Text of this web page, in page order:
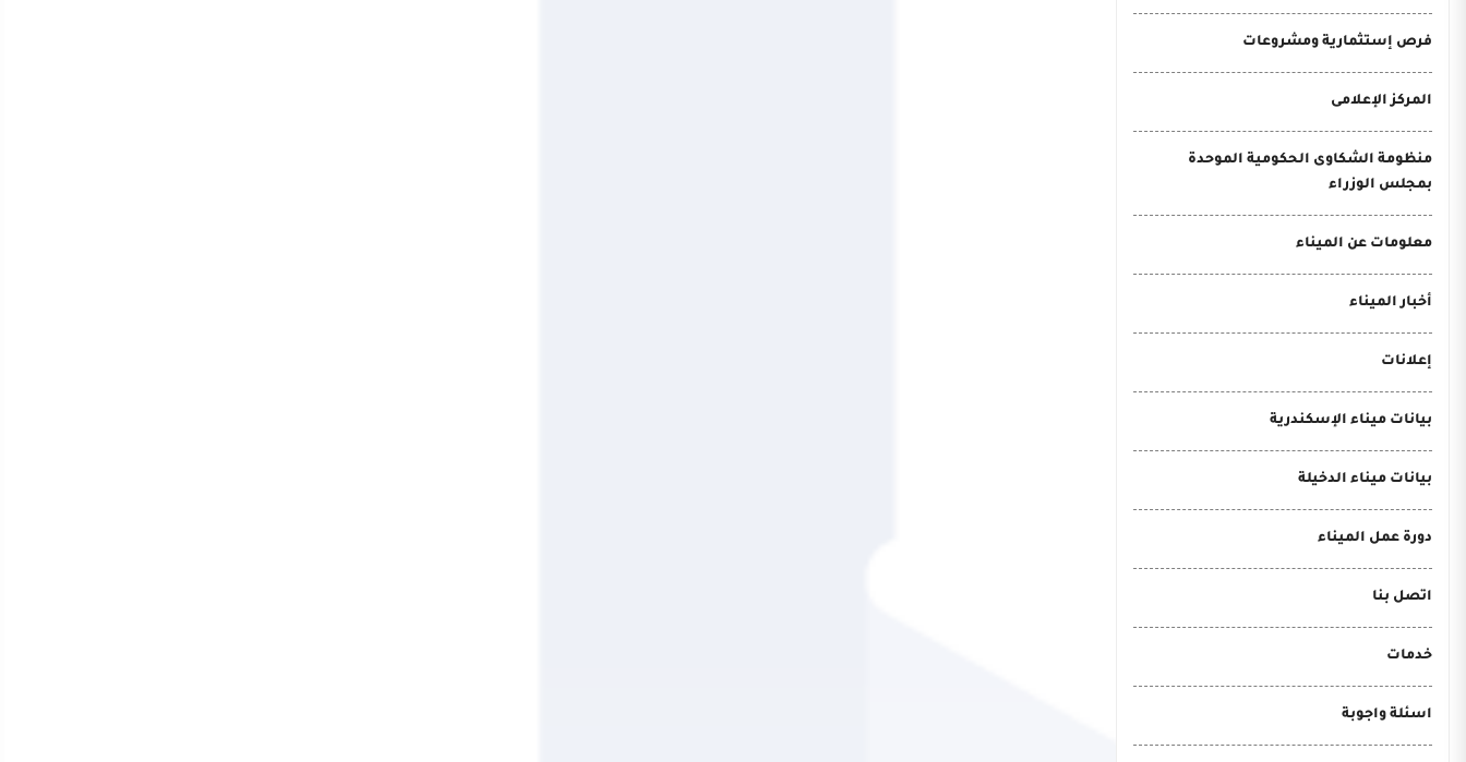
فرص إستثمارية ومشروعات
المركز الإعلامى
منظومة الشكاوى الحكومية الموحدة
بمجلس الوزراء
معلومات عن الميناء
أخبار الميناء
إعلانات
بيانات ميناء الإسكندرية
بيانات ميناء الدخيلة
دورة عمل الميناء
اتصل بنا
خدمات
اسئلة واجوبة